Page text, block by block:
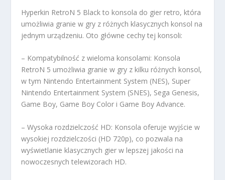
Hyperkin RetroN 5 Black to konsola do gier retro, która
umożliwia granie w gry z różnych klasycznych konsol na
jednym urządzeniu. Oto główne cechy tej konsoli:
– Kompatybilność z wieloma konsolami: Konsola
RetroN 5 umożliwia granie w gry z kilku różnych konsol,
w tym Nintendo Entertainment System (NES), Super
Nintendo Entertainment System (SNES), Sega Genesis,
Game Boy, Game Boy Color i Game Boy Advance.
– Wysoka rozdzielczość HD: Konsola oferuje wyjście w
wysokiej rozdzielczości (HD 720p), co pozwala na
wyświetlanie klasycznych gier w lepszej jakości na
nowoczesnych telewizorach HD.